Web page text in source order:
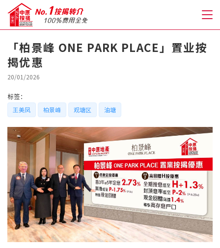
关于我们
人才房贷・开户优惠
免费房贷转介服务
免费开户转介服务
私人贷款
优惠礼遇
新盘优越按揭优惠
「柏景峰 ONE PARK PLACE」置业按
揭优惠
20/01/2026
标签：
王美凤 柏景峰 观塘区 油塘